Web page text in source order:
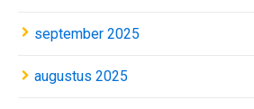
september 2025
augustus 2025